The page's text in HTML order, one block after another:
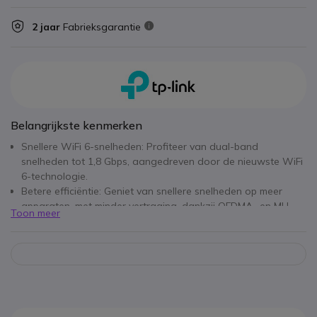
2 jaar Fabrieksgarantie
Belangrijkste kenmerken
Snellere WiFi 6-snelheden: Profiteer van dual-band
snelheden tot 1,8 Gbps, aangedreven door de nieuwste WiFi
6-technologie.
Betere efficiëntie: Geniet van snellere snelheden op meer
apparaten, met minder vertraging, dankzij OFDMA- en MU-
MIMO-technologie.
Toon meer